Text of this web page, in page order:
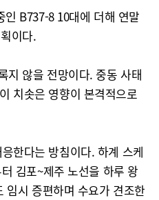
B737-8 10대에 더해 연말
이다.
지 않을 전망이다. 중동 사태
치솟은 영향이 본격적으로
한다는 방침이다. 하계 스케
김포~제주 노선을 하루 왕
임시 증편하며 수요가 견조한